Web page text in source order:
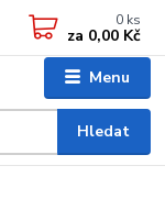
Menu
Hledat
0 ks
za 0,00 Kč